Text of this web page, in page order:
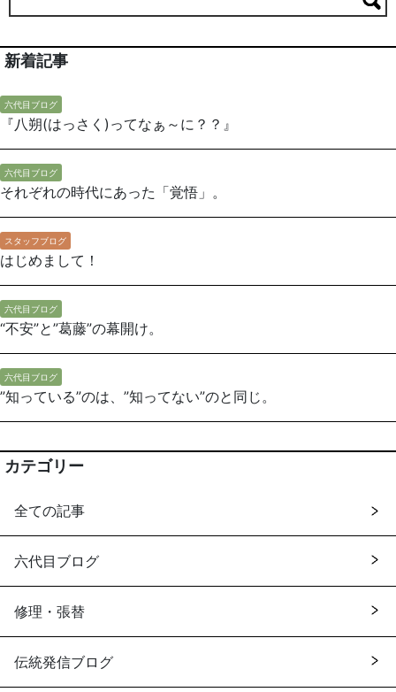
新着記事
六代目ブログ
『八朔(はっさく)ってなぁ～に？？』
六代目ブログ
それぞれの時代にあった「覚悟」。
スタッフブログ
はじめまして！
六代目ブログ
“不安”と”葛藤”の幕開け。
六代目ブログ
”知っている”のは、”知ってない”のと同じ。
カテゴリー
全ての記事
六代目ブログ
修理・張替
伝統発信ブログ